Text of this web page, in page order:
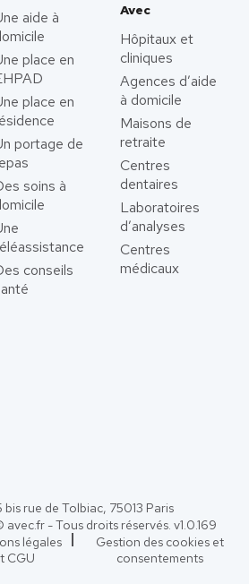
aide à
place en
place en
portage de
soins à
conseils
Avec
Hôpitaux et
cliniques
Agences d’aide
à domicile
Maisons de
retraite
Centres
dentaires
Laboratoires
d’analyses
Centres
médicaux
bis rue de Tolbiac, 75013 Paris
- Tous droits réservés. v1.0.169
légales
CGU
Gestion des cookies et
consentements